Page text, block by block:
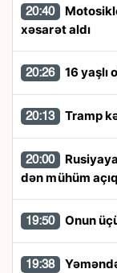
20:40
xəsarət aldı
20:26 16 yaşlı
20:13 Tramp
20:00
dən mühüm
19:50 Onun
19:38